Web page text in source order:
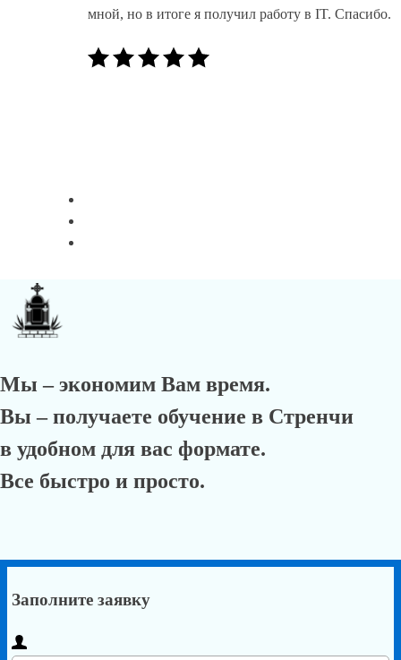
мной, но в итоге я получил работу в IT. Спасибо.
Мы – экономим Вам время.
Вы – получаете обучение в Стренчи
в удобном для вас формате.
Все быстро и просто.
Заполните заявку